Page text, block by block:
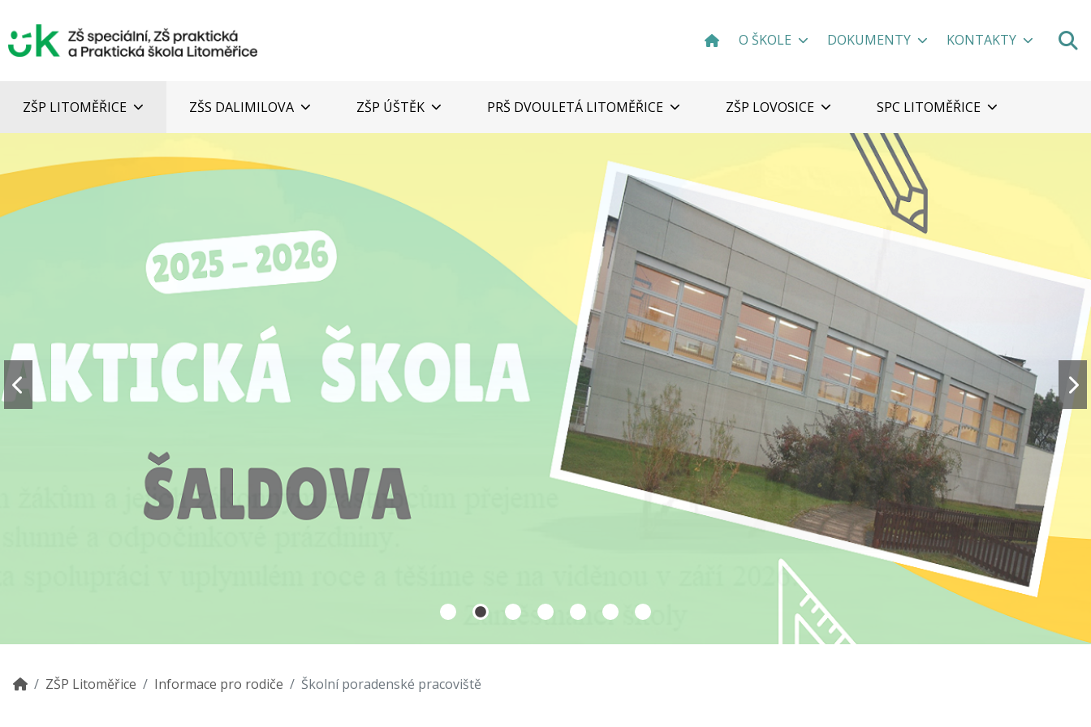
O ŠKOLE DOKUMENTY KONTAKTY
ZŠP LITOMĚŘICE ZŠS DALIMILOVA ZŠP ÚŠTĚK PRŠ DVOULETÁ LITOMĚŘICE ZŠP LOVOSICE SPC LITOMĚŘICE
ZŠP Litoměřice Informace pro rodiče Školní poradenské pracoviště